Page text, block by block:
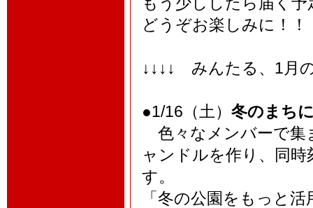
どうぞお楽しみに！！
↓↓↓↓ みんたる、1月
●1/16（土） 冬のまち
色々なメンバーで集
ャンドルを作り、同
す。
「冬の公園をもっと